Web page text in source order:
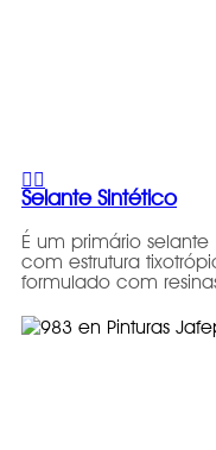
Selante Sintético
É um primário selante
com estrutura
formulado com